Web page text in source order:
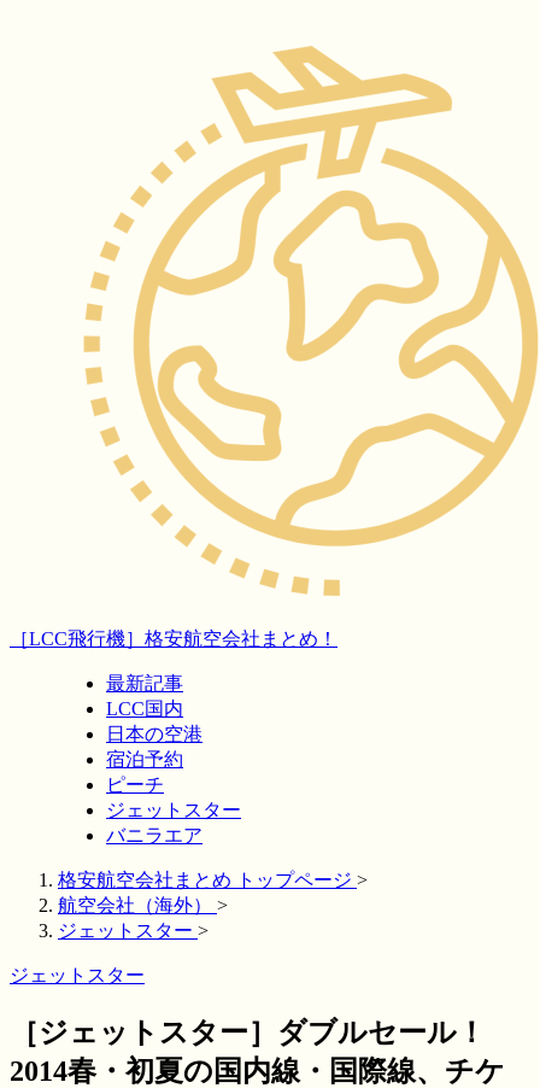
［LCC飛行機］格安航空会社まとめ！
最新記事
LCC国内
日本の空港
宿泊予約
ピーチ
ジェットスター
バニラエア
格安航空会社まとめ トップページ >
航空会社（海外）
>
ジェットスター >
ジェットスター
［ジェットスター］ダブルセール！
2014春・初夏の国内線・国際線、チケ